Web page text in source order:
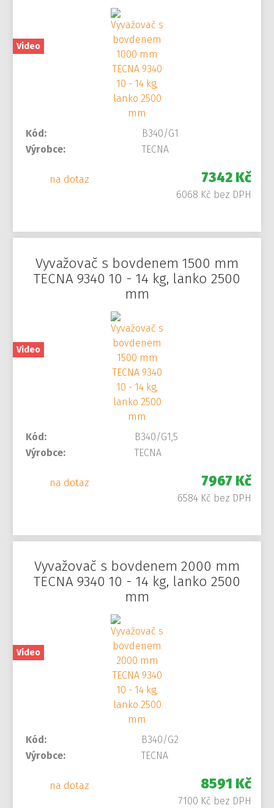
Video
Kód:
B340/G1
Výrobce:
TECNA
na dotaz 7342 Kč
6068 Kč bez DPH
Vyvažovač s bovdenem 1500 mm
TECNA 9340 10 - 14 kg, lanko 2500
mm
Video
Kód:
B340/G1,5
Výrobce:
TECNA
na dotaz 7967 Kč
6584 Kč bez DPH
Vyvažovač s bovdenem 2000 mm
TECNA 9340 10 - 14 kg, lanko 2500
mm
Video
Kód:
B340/G2
Výrobce:
TECNA
na dotaz 8591 Kč
7100 Kč bez DPH